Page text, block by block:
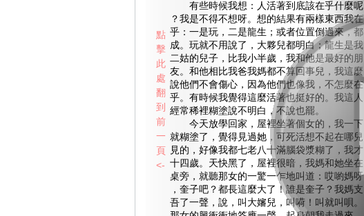
有些時候我想：人活著到底該在乎什麼呢
？我是不得不想呀。想的結果有兩樣東西我在
乎：一是玩，二是龍生；或者位置倒過來，都
成。玩就不用說了，大夥兒都明白；龍生是我
二姑的兒子，比我小半歲，我和他是最好的朋
友。和他相比我爸我媽都不算回事兒，我這麼
說他們不會傷心，因為他們也像我，不怎麼在
乎。有時候我覺得這麼活著也挺好的。我這人
經常稀裡糊塗說不明白，不說也罷。
今天放學回家，屋裡坐著個女的，我一下
就糊塗了，覺得見過她，可死活想不起在哪兒
見的，好像我都七老八十滿腦袋漿糊了，我才
十四歲。天快黑了，屋裡很暗，我媽和她坐在
桌旁，就聽那女的一驚一乍地叫道：哎喲媽呀
，奎子吧？都長這麼大了！誰是奎子？我媽支
吾了一聲，說，叫大嬸兒，叫嗬！叫就叫唄。
點
擊
此
處
翻
到
前
一
頁
<-